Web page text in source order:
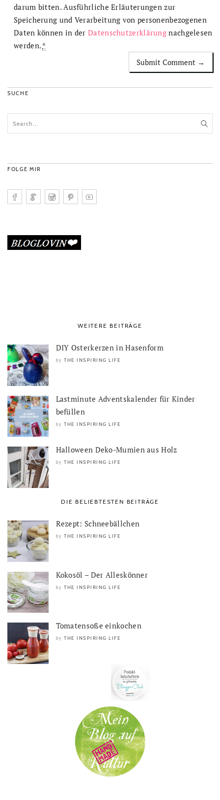
darum bitten. Ausführliche Erläuterungen zur
Speicherung und Verarbeitung von personenbezogenen
Daten können in derDatenschutzerklärung nachgelesen
werden. *
SUCHE
FOLGE MIR
WEITERE BEITRÄGE
DIY Osterkerzen in Hasenform
by THE INSPIRING LIFE
Lastminute Adventskalender für Kinder
befüllen
by THE INSPIRING LIFE
Halloween Deko-Mumien aus Holz
by THE INSPIRING LIFE
DIE BELIEBTESTEN BEITRÄGE
Rezept: Schneebällchen
by THE INSPIRING LIFE
Kokosöl – Der Alleskönner
by THE INSPIRING LIFE
Tomatensoße einkochen
by THE INSPIRING LIFE